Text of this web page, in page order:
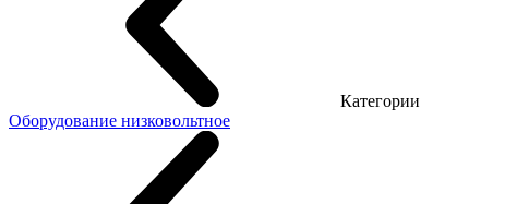
Категории
Оборудование низковольтное